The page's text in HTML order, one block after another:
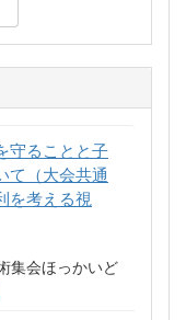
守ることと子
て（大会共通
を考える視
集会ほっかいど